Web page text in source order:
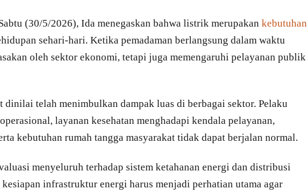
(30/5/2026), Ida menegaskan bahwa listrik merupakan kebutuhan
sehari-hari. Ketika pemadaman berlangsung dalam waktu
oleh sektor ekonomi, tetapi juga memengaruhi pelayanan publik
dinilai telah menimbulkan dampak luas di berbagai sektor. Pelaku
layanan kesehatan menghadapi kendala pelayanan,
kebutuhan rumah tangga masyarakat tidak dapat berjalan normal.
menyeluruh terhadap sistem ketahanan energi dan distribusi
infrastruktur energi harus menjadi perhatian utama agar